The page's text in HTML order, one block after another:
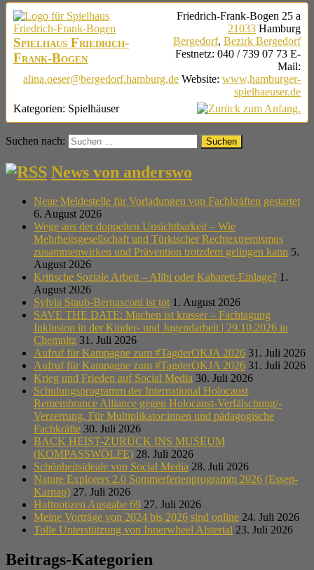
Spielhaus Friedrich-
Frank-Bogen
Friedrich-Frank-Bogen 25 a
21033 Hamburg
Bergedorf, Bezirk Bergedorf
Festnetz: 040 / 739 07 73 E-
Mail:
alina.oeser@bergedorf.hamburg.de Website: www,hamburger-
spielhaeuser.de
Kategorien: Spielhäuser
Suchen nach:
News von anderswo
Neue Meldestelle für Vorladungen von Fachkräften gestartet
6. August 2026
Wege aus der doppelten Unsichtbarkeit – Wie
Mehrheitsgesellschaft und Türkischer Rechtextremismus
zusammenwirken und Prävention trotzdem gelingen kann 5.
August 2026
Kritische Soziale Arbeit – Alibi oder Kabarett-Einlage? 1.
August 2026
Sylvia Staub-Bernasconi ist tot 1. August 2026
SAVE THE DATE: Machen ist krasser – Fachtagung
Inklusion in der Kinder- und Jugendarbeit | 29.10.2026 in
Chemnitz 31. Juli 2026
Aufruf für Kampagne zum #TagderOKJA 2026 31. Juli 2026
Aufruf für Kampagne zum #TagderOKJA 2026 31. Juli 2026
Krieg und Frieden auf Social Media 30. Juli 2026
Schulungsprogramm der International Holocaust
Remembrance Alliance gegen Holocaust-Verfälschung/-
Verzerrung. Für Multiplikator:innen und pädagogische
Fachkräfte 30. Juli 2026
BACK HEIST-ZURÜCK INS MUSEUM
(KOMPASSWÖLFE) 28. Juli 2026
Schönheitsideale von Social Media 28. Juli 2026
Nature Explorers 2.0 Sommerferienprogramm 2026 (Essen-
Karnap) 27. Juli 2026
Haftnotizen Ausgabe 69 27. Juli 2026
Meine Vorträge von 2024 bis 2026 sind online 24. Juli 2026
Tolle Unterstützung von Innerwheel Alstertal 23. Juli 2026
Beitrags-Kategorien